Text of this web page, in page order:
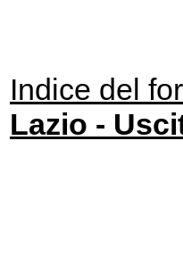
Indice del
Lazio -